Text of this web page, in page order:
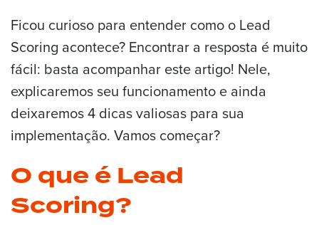
Ficou curioso para entender como o Lead
Scoring acontece? Encontrar a resposta é muito
fácil: basta acompanhar este artigo! Nele,
explicaremos seu funcionamento e ainda
deixaremos 4 dicas valiosas para sua
implementação. Vamos começar?
O que é Lead
Scoring?